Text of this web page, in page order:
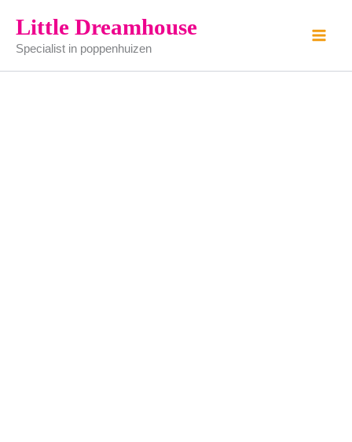
naar
inhoud
Little Dreamhouse
Specialist in poppenhuizen
met
lolly's
aantal